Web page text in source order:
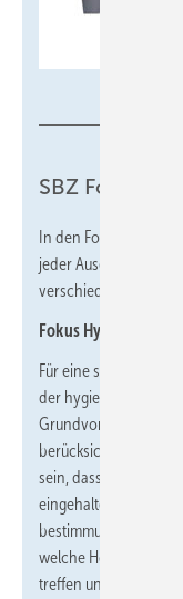
SBZ Fokus
In den Fokus-
jeder Ausgabe einem
verschiedenen Seiten.
Fokus
Für eine sichere
der hygienischen
Grundvoraussetzung.
berücksichtigen. Die
sein, dass bestimmte
eingehalten,
welche
treffen und worauf sie